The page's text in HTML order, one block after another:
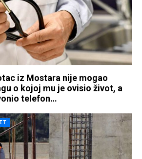
iz Mostara nije mogao
o kojoj mu je ovisio život, a
telefon…